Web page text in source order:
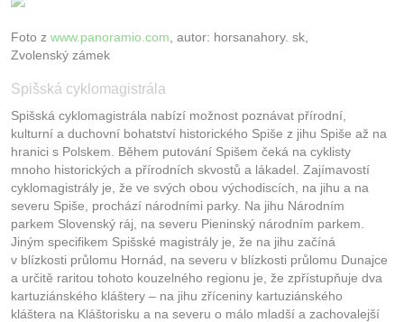
Foto z www.panoramio.com , autor: horsanahory. sk,
Zvolenský zámek
Spišská cyklomagistrála
Spišská cyklomagistrála nabízí možnost poznávat přírodní,
kulturní a duchovní bohatství historického Spiše z jihu Spiše až na
hranici s Polskem. Během putování Spišem čeká na cyklisty
mnoho historických a přírodních skvostů a lákadel. Zajímavostí
cyklomagistrály je, že ve svých obou východiscích, na jihu a na
severu Spiše, prochází národními parky. Na jihu Národním
parkem Slovenský ráj, na severu Pieninský národním parkem.
Jiným specifikem Spišské magistrály je, že na jihu začíná
v blízkosti průlomu Hornád, na severu v blízkosti průlomu Dunajce
a určitě raritou tohoto kouzelného regionu je, že zpřístupňuje dva
kartuziánského kláštery – na jihu zříceniny kartuziánského
kláštera na Kláštorisku a na severu o málo mladší a zachovalejší